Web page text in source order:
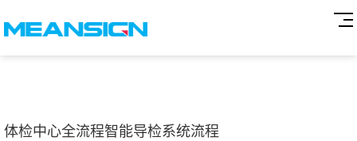
体检中心全流程智能导检系统流程